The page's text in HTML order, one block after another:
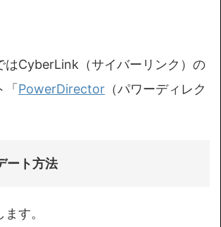
はCyberLink（サイバーリンク）の
PowerDirector （パワーディレク
ート方法
す。